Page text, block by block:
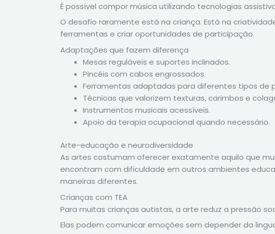
É possível compor música utilizando tecnologias
O desafio raramente está na criança. Está na
ferramentas e criar oportunidades de participação.
Adaptações que fazem diferença
Mesas reguláveis e suportes inclinados.
Pincéis com cabos engrossados.
Ferramentas adaptadas para diferentes tipos de
Técnicas que valorizem texturas, carimbos e
Instrumentos musicais acessíveis.
Apoio da terapia ocupacional quando necessário.
Arte-educação e neurodiversidade
As artes costumam oferecer exatamente aquilo que
encontram com dificuldade em outros ambientes
maneiras diferentes.
Crianças com TEA
Para muitas crianças autistas, a arte reduz a pressão
Elas podem comunicar emoções sem depender da